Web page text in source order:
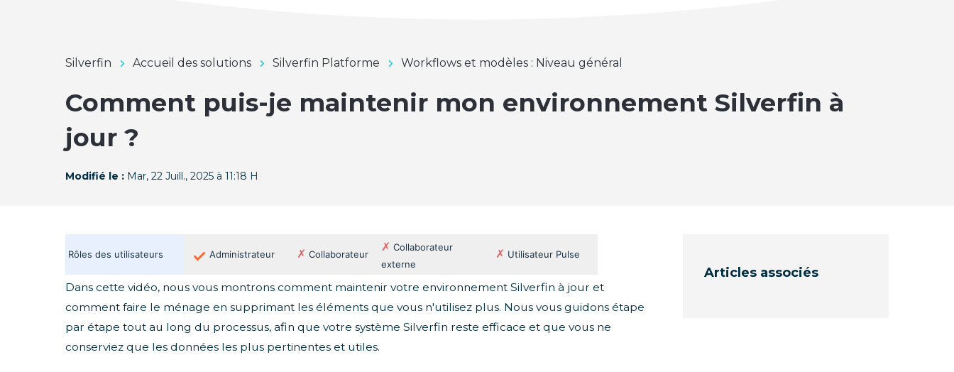
Silverfin Accueil des solutions Silverfin Platforme Workflows et modèles : Niveau général
Comment puis-je maintenir mon environnement Silverfin à
jour ?
Modifié le : Mar, 22 Juill., 2025 à 11:18 H
Rôles des utilisateurs Administrateur ✗ Collaborateur
✗ Collaborateur
externe
✗ Utilisateur Pulse
Dans cette vidéo, nous vous montrons comment maintenir votre environnement Silverfin à jour et
comment faire le ménage en supprimant les éléments que vous n'utilisez plus. Nous vous guidons étape
par étape tout au long du processus, afin que votre système Silverfin reste efficace et que vous ne
conserviez que les données les plus pertinentes et utiles.
Articles associés